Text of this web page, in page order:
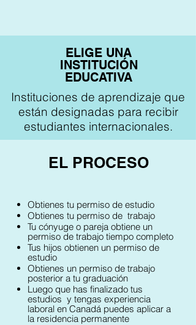
ELIGE UNA
INSTITUCIÓN
EDUCATIVA
Instituciones de aprendizaje que
están designadas para recibir
estudiantes internacionales.
EL PROCESO
Obtienes tu permiso de estudio
Obtienes tu permiso de trabajo
Tu cónyuge o pareja obtiene un
permiso de trabajo tiempo completo
Tus hijos obtienen un permiso de
estudio
Obtienes un permiso de trabajo
posterior a tu graduación
Luego que has finalizado tus
estudios y tengas experiencia
laboral en Canadá puedes aplicar a
la residencia permanente